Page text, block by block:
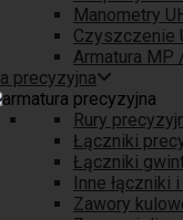
Manometry
Czyszczenie
Armatura MP
precyzyjna
Rury
Łączniki
Łączniki
Inne łączniki
Zawory